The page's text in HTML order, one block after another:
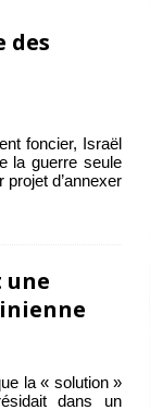
des
foncier, Israël
la guerre seule
projet d’annexer
une
la « solution »
dans un